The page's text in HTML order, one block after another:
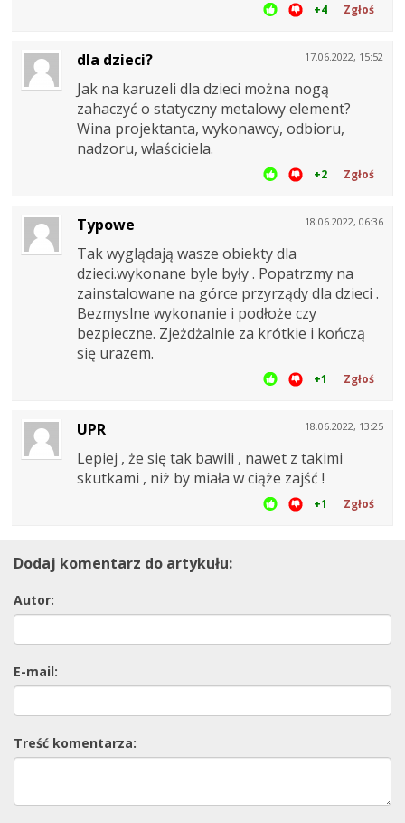
+4 Zgłoś
17.06.2022, 15:52
dla dzieci?
Jak na karuzeli dla dzieci można nogą
zahaczyć o statyczny metalowy element?
Wina projektanta, wykonawcy, odbioru,
nadzoru, właściciela.
+2 Zgłoś
18.06.2022, 06:36
Typowe
Tak wyglądają wasze obiekty dla
dzieci.wykonane byle były . Popatrzmy na
zainstalowane na górce przyrządy dla dzieci .
Bezmyslne wykonanie i podłoże czy
bezpieczne. Zjeżdżalnie za krótkie i kończą
się urazem.
+1 Zgłoś
18.06.2022, 13:25
UPR
Lepiej , że się tak bawili , nawet z takimi
skutkami , niż by miała w ciąże zajść !
+1 Zgłoś
Dodaj komentarz do artykułu:
Autor:
E-mail:
Treść komentarza: